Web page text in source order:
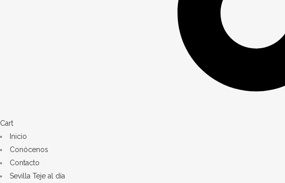
Cart
Inicio
Conócenos
Contacto
Sevilla Teje al día